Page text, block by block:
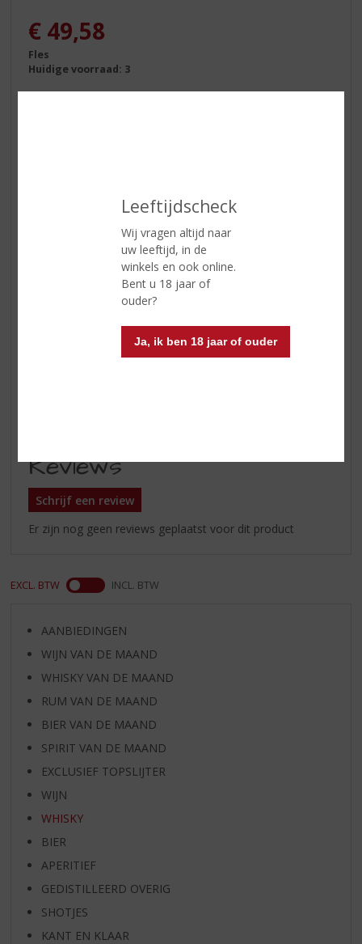
Leeftijdscheck
Wij vragen altijd naar
uw leeftijd, in de
winkels en ook online.
Bent u 18 jaar of
ouder?
Ja, ik ben 18 jaar of ouder
€ 49,58
Fles
Huidige voorraad: 3
ETIKETINFORMATIE
Land van Herkomst
Schotland
70 CL
Reviews
Schrijf een review
Er zijn nog geen reviews geplaatst voor dit product
EXCL. BTW INCL. BTW
AANBIEDINGEN
WIJN VAN DE MAAND
WHISKY VAN DE MAAND
RUM VAN DE MAAND
BIER VAN DE MAAND
SPIRIT VAN DE MAAND
EXCLUSIEF TOPSLIJTER
WIJN
WHISKY
BIER
APERITIEF
GEDISTILLEERD OVERIG
SHOTJES
KANT EN KLAAR